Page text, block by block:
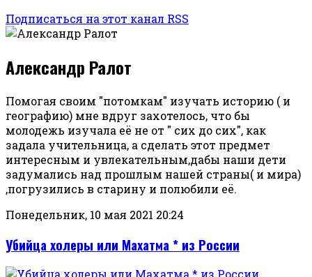
Подписаться на этот канал RSS
Александр Ралот
Помогая своим "потомкам" изучать историю ( и
географию) мне вдруг захотелось, что бы
молодежь изучала её не от " сих до сих", как
задала учительница, а сделать этот предмет
интересным и увлекательным,дабы наши дети
задумались над прошлым нашей страны( и мира)
,погрузились в старину и полюбили её.
Понедельник, 10 мая 2021 20:24
Убийца холеры или Махатма * из России